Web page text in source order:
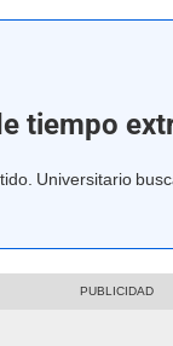
tiempo
Universitario